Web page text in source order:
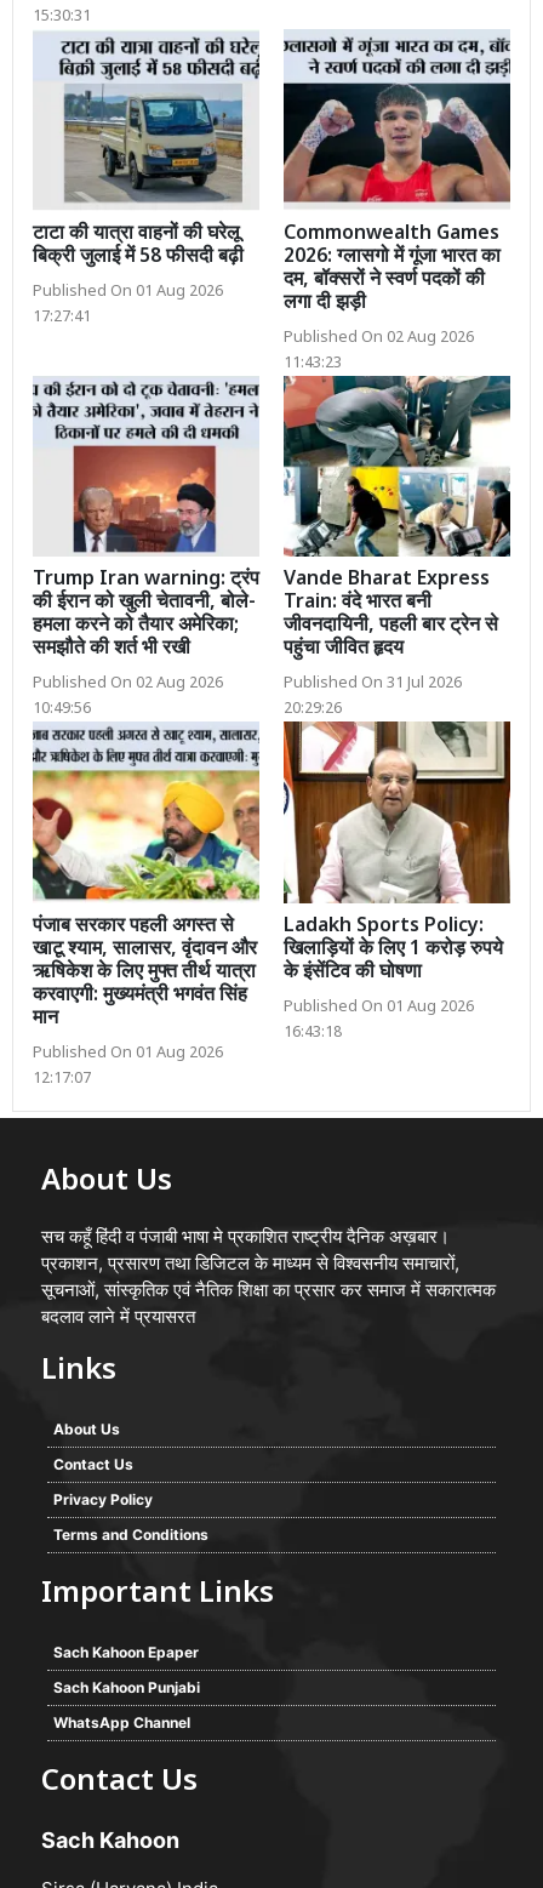
15:30:31
टाटा की यात्रा वाहनों की घरेलू
बिक्री जुलाई में 58 फीसदी बढ़ी
Published On 01 Aug 2026
17:27:41
Commonwealth Games
2026: ग्लासगो में गूंजा भारत का
दम, बॉक्सरों ने स्वर्ण पदकों की
लगा दी झड़ी
Published On 02 Aug 2026
11:43:23
Trump Iran warning: ट्रंप
की ईरान को खुली चेतावनी, बोले-
हमला करने को तैयार अमेरिका;
समझौते की शर्त भी रखी
Published On 02 Aug 2026
10:49:56
Vande Bharat Express
Train: वंदे भारत बनी
जीवनदायिनी, पहली बार ट्रेन से
पहुंचा जीवित हृदय
Published On 31 Jul 2026
20:29:26
पंजाब सरकार पहली अगस्त से
खाटू श्याम, सालासर, वृंदावन और
ऋषिकेश के लिए मुफ्त तीर्थ यात्रा
करवाएगी: मुख्यमंत्री भगवंत सिंह
मान
Published On 01 Aug 2026
12:17:07
Ladakh Sports Policy:
खिलाड़ियों के लिए 1 करोड़ रुपये
के इंसेंटिव की घोषणा
Published On 01 Aug 2026
16:43:18
About Us
सच कहूँ हिंदी व पंजाबी भाषा मे प्रकाशित राष्ट्रीय दैनिक अख़बार।
प्रकाशन, प्रसारण तथा डिजिटल के माध्यम से विश्वसनीय समाचारों,
सूचनाओं, सांस्कृतिक एवं नैतिक शिक्षा का प्रसार कर समाज में सकारात्मक
बदलाव लाने में प्रयासरत
Links
About Us
Contact Us
Privacy Policy
Terms and Conditions
Important Links
Sach Kahoon Epaper
Sach Kahoon Punjabi
WhatsApp Channel
Contact Us
Sach Kahoon